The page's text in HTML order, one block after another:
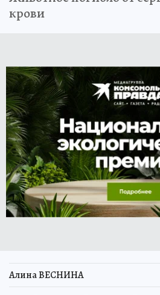
крови
Алина ВЕСНИНА